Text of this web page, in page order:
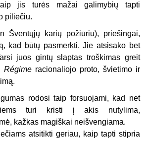
jis turės mažai galimybių tapti
piliečiu.
Šventųjų karių požiūriu), priešingai,
kad būtų pasmerkti. Jie atsisako bet
juos gintų slaptas troškimas greit
Régimeracionaliojo proto, švietimo ir
rodosi taip forsuojami, kad net
turi kristi į akis nutylima,
kažkas magiškai neišvengiama.
atsitikti geriau, kaip tapti stipria